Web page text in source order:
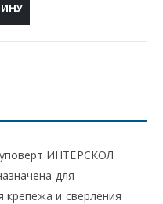
ИНТЕРСКОЛ
для
крепежа и сверления